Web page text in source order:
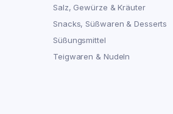
Salz, Gewürze & Kräuter
Snacks, Süßwaren & Desserts
Süßungsmittel
Teigwaren & Nudeln